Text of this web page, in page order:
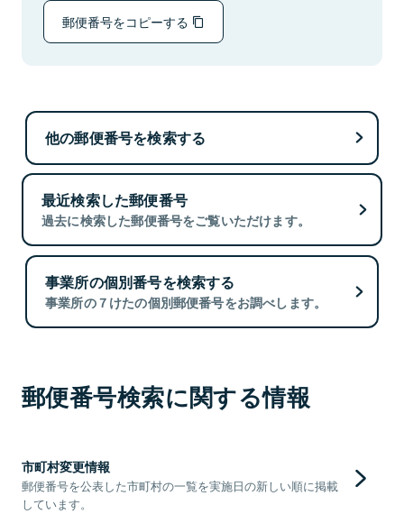
郵便番号をコピーする
他の郵便番号を検索する
最近検索した郵便番号
過去に検索した郵便番号をご覧いただけます。
事業所の個別番号を検索する
事業所の７けたの個別郵便番号をお調べします。
郵便番号検索に関する情報
市町村変更情報
郵便番号を公表した市町村の一覧を実施日の新しい順に掲載
しています。